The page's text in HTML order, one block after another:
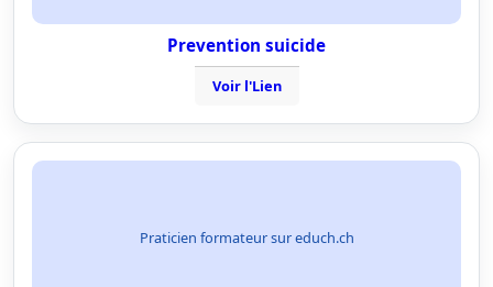
Prevention suicide
Voir l'Lien
Praticien formateur sur educh.ch